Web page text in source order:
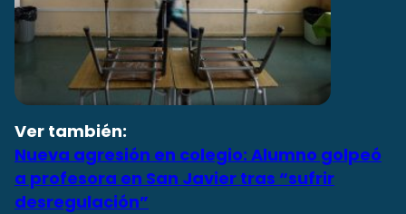
Ver también:
Nueva agresión en colegio: Alumno golpeó
a profesora en San Javier tras “sufrir
desregulación”